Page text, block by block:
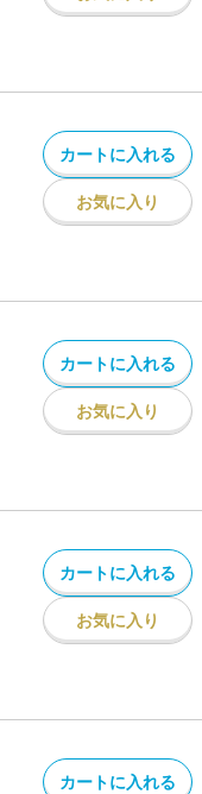
カートに入れる
お気に入り
カートに入れる
お気に入り
カートに入れる
お気に入り
カートに入れる